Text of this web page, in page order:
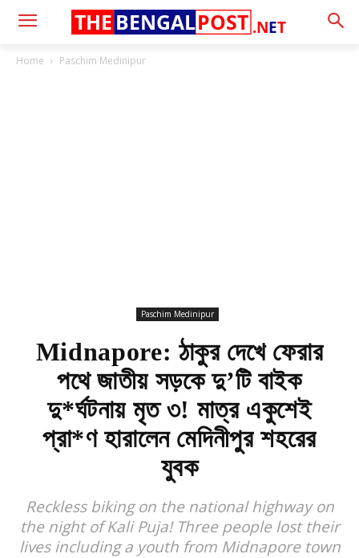
.NET
THE BENGALPOST
Home Paschim Medinipur
Paschim Medinipur
Midnapore: ঠাকুর দেখে ফেরার
পথে জাতীয় সড়কে দু’টি বাইক
দু*র্ঘটনায় মৃত ৩! মাত্র একুশেই
প্রা*ণ হারালেন মেদিনীপুর শহরের
যুবক
Reckless biking on the national highway on
the night of Kali Puja! Three people lost their
lives including a youth from Midnapore town